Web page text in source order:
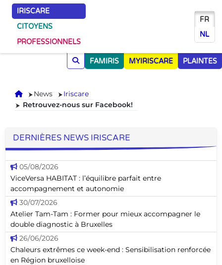
IRISCARE
CITOYENS
PROFESSIONNELS
FR
NL
FAMIRIS MYIRISCARE PLAINTES
Accueil
News
Iriscare
Retrouvez-nous sur Facebook!
DERNIÈRES NEWS IRISCARE
05/08/2026
ViceVersa HABITAT : l’équilibre parfait entre
accompagnement et autonomie
30/07/2026
Atelier Tam-Tam : Former pour mieux accompagner le
double diagnostic à Bruxelles
26/06/2026
Chaleurs extrêmes ce week-end : Sensibilisation renforcée
en Région bruxelloise